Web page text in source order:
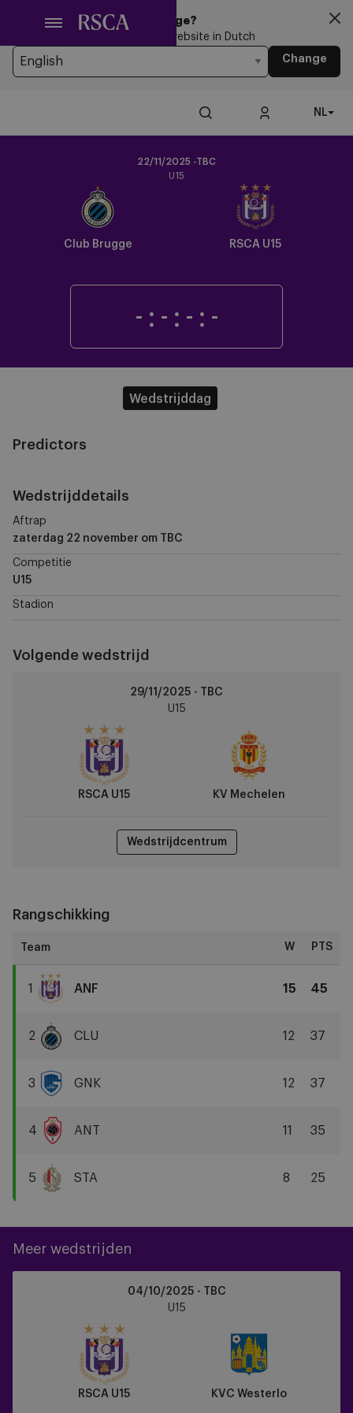
hoofdinhoud
Looking for another Language?
You’re currently browsing the website in Dutch
Change
NL
22/11/2025 -TBC
U15
Club Brugge
Crest
Dark
RSCA U15
- : - : - : -
Wedstrijddag
Predictors
Wedstrijddetails
Aftrap
zaterdag 22 november om TBC
Competitie
U15
Stadion
Volgende wedstrijd
29/11/2025 - TBC
U15
RSCA U15 KV Mechelen
Wedstrijdcentrum
Rangschikking
W PTS
1
U15
ANF 15 45
2
Brugge
CLU 12 37
3
Genk
GNK 12 37
4
Antwerp
ANT 11 35
5
STA 8 25
Meer wedstrijden
04/10/2025 - TBC
U15
RSCA U15 KVC Westerlo